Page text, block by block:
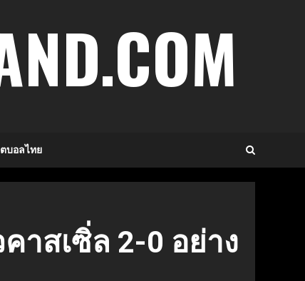
บอลไทย
าสเซิ่ล 2-0 อย่าง